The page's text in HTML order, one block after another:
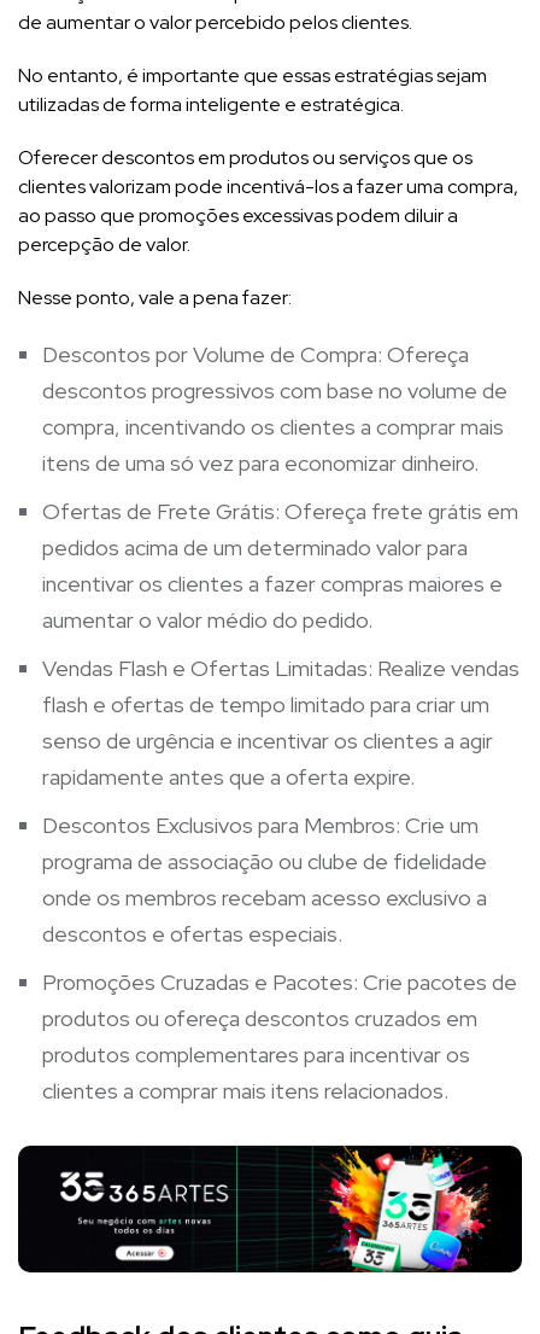
de aumentar o valor percebido pelos clientes.
No entanto, é importante que essas estratégias sejam
utilizadas de forma inteligente e estratégica.
Oferecer descontos em produtos ou serviços que os
clientes valorizam pode incentivá-los a fazer uma compra,
ao passo que promoções excessivas podem diluir a
percepção de valor.
Nesse ponto, vale a pena fazer:
Descontos por Volume de Compra: Ofereça
descontos progressivos com base no volume de
compra, incentivando os clientes a comprar mais
itens de uma só vez para economizar dinheiro.
Ofertas de Frete Grátis: Ofereça frete grátis em
pedidos acima de um determinado valor para
incentivar os clientes a fazer compras maiores e
aumentar o valor médio do pedido.
Vendas Flash e Ofertas Limitadas: Realize vendas
flash e ofertas de tempo limitado para criar um
senso de urgência e incentivar os clientes a agir
rapidamente antes que a oferta expire.
Descontos Exclusivos para Membros: Crie um
programa de associação ou clube de fidelidade
onde os membros recebam acesso exclusivo a
descontos e ofertas especiais.
Promoções Cruzadas e Pacotes: Crie pacotes de
produtos ou ofereça descontos cruzados em
produtos complementares para incentivar os
clientes a comprar mais itens relacionados.